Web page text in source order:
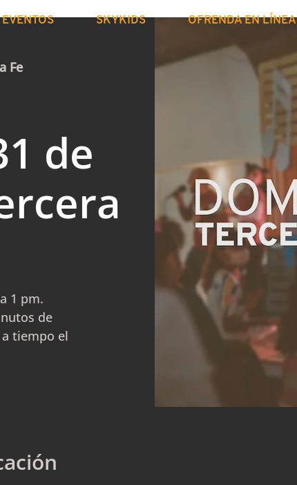
EVENTOS SKYKIDS OFRENDA EN LÍNEA
Fe
de
1 pm.
de
tiempo el